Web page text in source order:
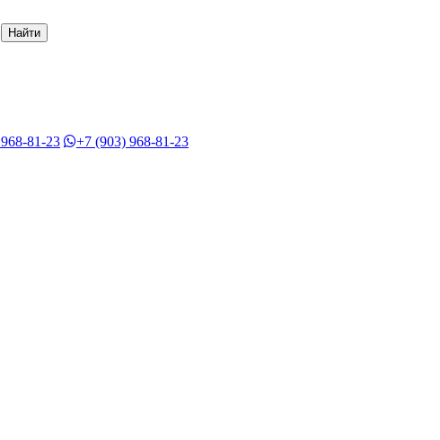
968-81-23 +7 (903) 968-81-23